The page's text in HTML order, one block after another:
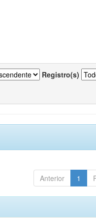
Registro(s)
Anterior 1